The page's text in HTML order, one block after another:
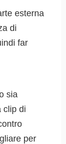
esterna
di
far
sia
clip di
per